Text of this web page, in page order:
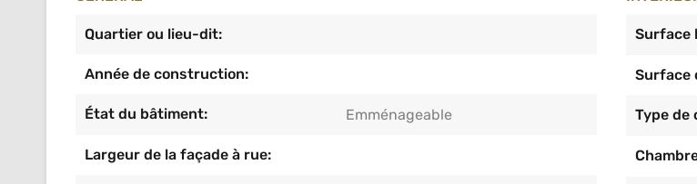
Quartier ou lieu-dit:
Année de construction:
État du bâtiment: Emménageable
Largeur de la façade à rue:
Surface
Surface
Type de